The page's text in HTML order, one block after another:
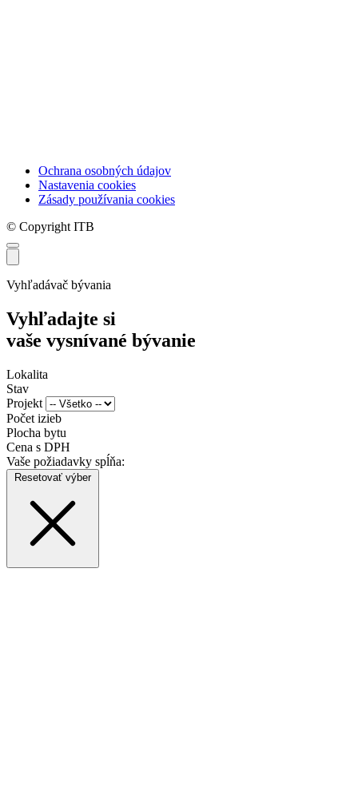
Ochrana osobných údajov
Nastavenia cookies
Zásady používania cookies
© Copyright ITB
Vyhľadávač bývania
Vyhľadajte si
vaše vysnívané bývanie
Lokalita
Stav
Projekt
Počet izieb
Plocha bytu
Cena s DPH
Vaše požiadavky spĺňa:
Resetovať výber